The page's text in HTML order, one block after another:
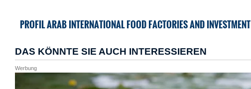
PROFIL ARAB INTERNATIONAL FOOD FACTORIES AND INVESTMENT